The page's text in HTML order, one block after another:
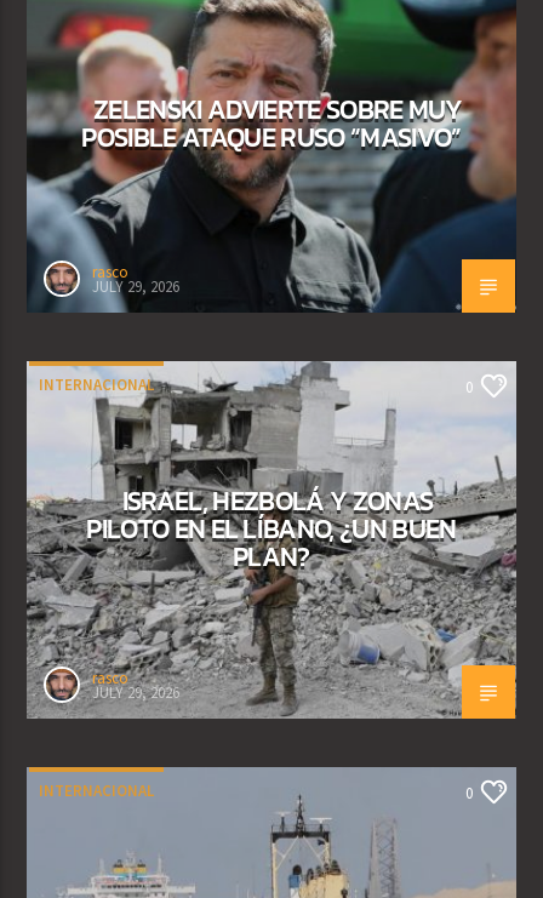
ZELENSKI ADVIERTE SOBRE MUY
POSIBLE ATAQUE RUSO “MASIVO”
rasco
JULY 29, 2026
INTERNACIONAL 0
ISRAEL, HEZBOLÁ Y ZONAS
PILOTO EN EL LÍBANO, ¿UN BUEN
PLAN?
rasco
JULY 29, 2026
INTERNACIONAL 0